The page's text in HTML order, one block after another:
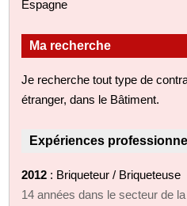
Espagne
Ma recherche
Je recherche tout type de
étranger, dans le Bâtiment.
Expériences
2012 : Briqueteur / Briqueteuse
14 années dans le secteur de